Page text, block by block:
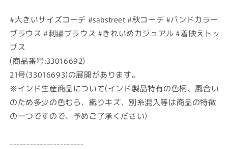
#大きいサイズコーデ #sabstreet #秋コーデ #バンドカラー
ブラウス #刺繍ブラウス #きれいめカジュアル #着映えトッ
プス
(商品番号:33016692)
21号(33016693)の展開があります。
※インド生産商品について(インド製品特有の色柄、風合い
のため多少の色むら、織りキズ、別糸混入等は商品の特徴
の一つですので、予めご了承ください)
----------------------